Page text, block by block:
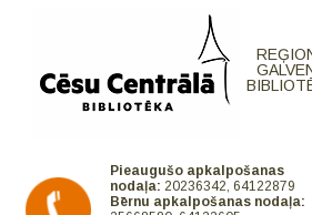
Pieaugušo apkalpošanas
nodaļa: 20236342, 64122879
Bērnu apkalpošanas nodaļa: